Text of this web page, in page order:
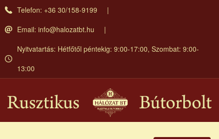
Ugrás
Telefon: +36 30/158-9199
Email: info@halozatbt.hu
Nyitvatartás: Hétfőtől péntekig: 9:00-17:00, Szombat: 9:00-
13:00